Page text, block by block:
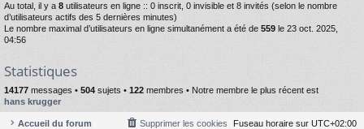
Au total, il y a 8 utilisateurs en ligne :: 0 inscrit, 0 invisible et 8 invités (selon le nombre
d’utilisateurs actifs des 5 dernières minutes)
Le nombre maximal d’utilisateurs en ligne simultanément a été de 559 le 23 oct. 2025,
04:56
Statistiques
14177 messages • 504 sujets • 122 membres • Notre membre le plus récent est
hans krugger
Accueil du forum Fuseau horaire sur UTC+02:00
Supprimer les cookies